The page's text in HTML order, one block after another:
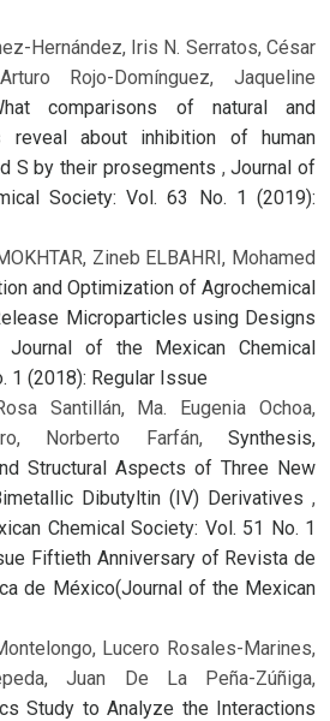
Hernández, Iris N. Serratos, César
Rojo-Domínguez, Jaqueline
comparisons of natural and
reveal about inhibition of human
S by their prosegments ,Journal of
Society: Vol. 63 No. 1 (2019):
Zineb ELBAHRI, Mohamed
and Optimization of Agrochemical
Microparticles using Designs
Journal of the Mexican Chemical
1 (2018): Regular Issue
Santillán, Ma. Eugenia Ochoa,
Norberto Farfán, Synthesis,
Structural Aspects of Three New
Dibutyltin (IV) Derivatives ,
Chemical Society: Vol. 51 No. 1
Fiftieth Anniversary of Revista de
de México(Journal of the Mexican
Lucero Rosales-Marines,
Juan De La Peña-Zúñiga,
Study to Analyze the Interactions